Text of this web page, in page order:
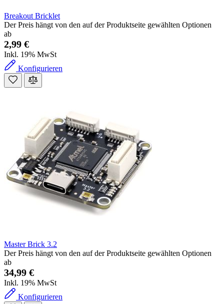
Breakout Bricklet
Der Preis hängt von den auf der Produktseite gewählten Optionen
ab
2,99 €
Inkl. 19% MwSt
Konfigurieren
Master Brick 3.2
Der Preis hängt von den auf der Produktseite gewählten Optionen
ab
34,99 €
Inkl. 19% MwSt
Konfigurieren